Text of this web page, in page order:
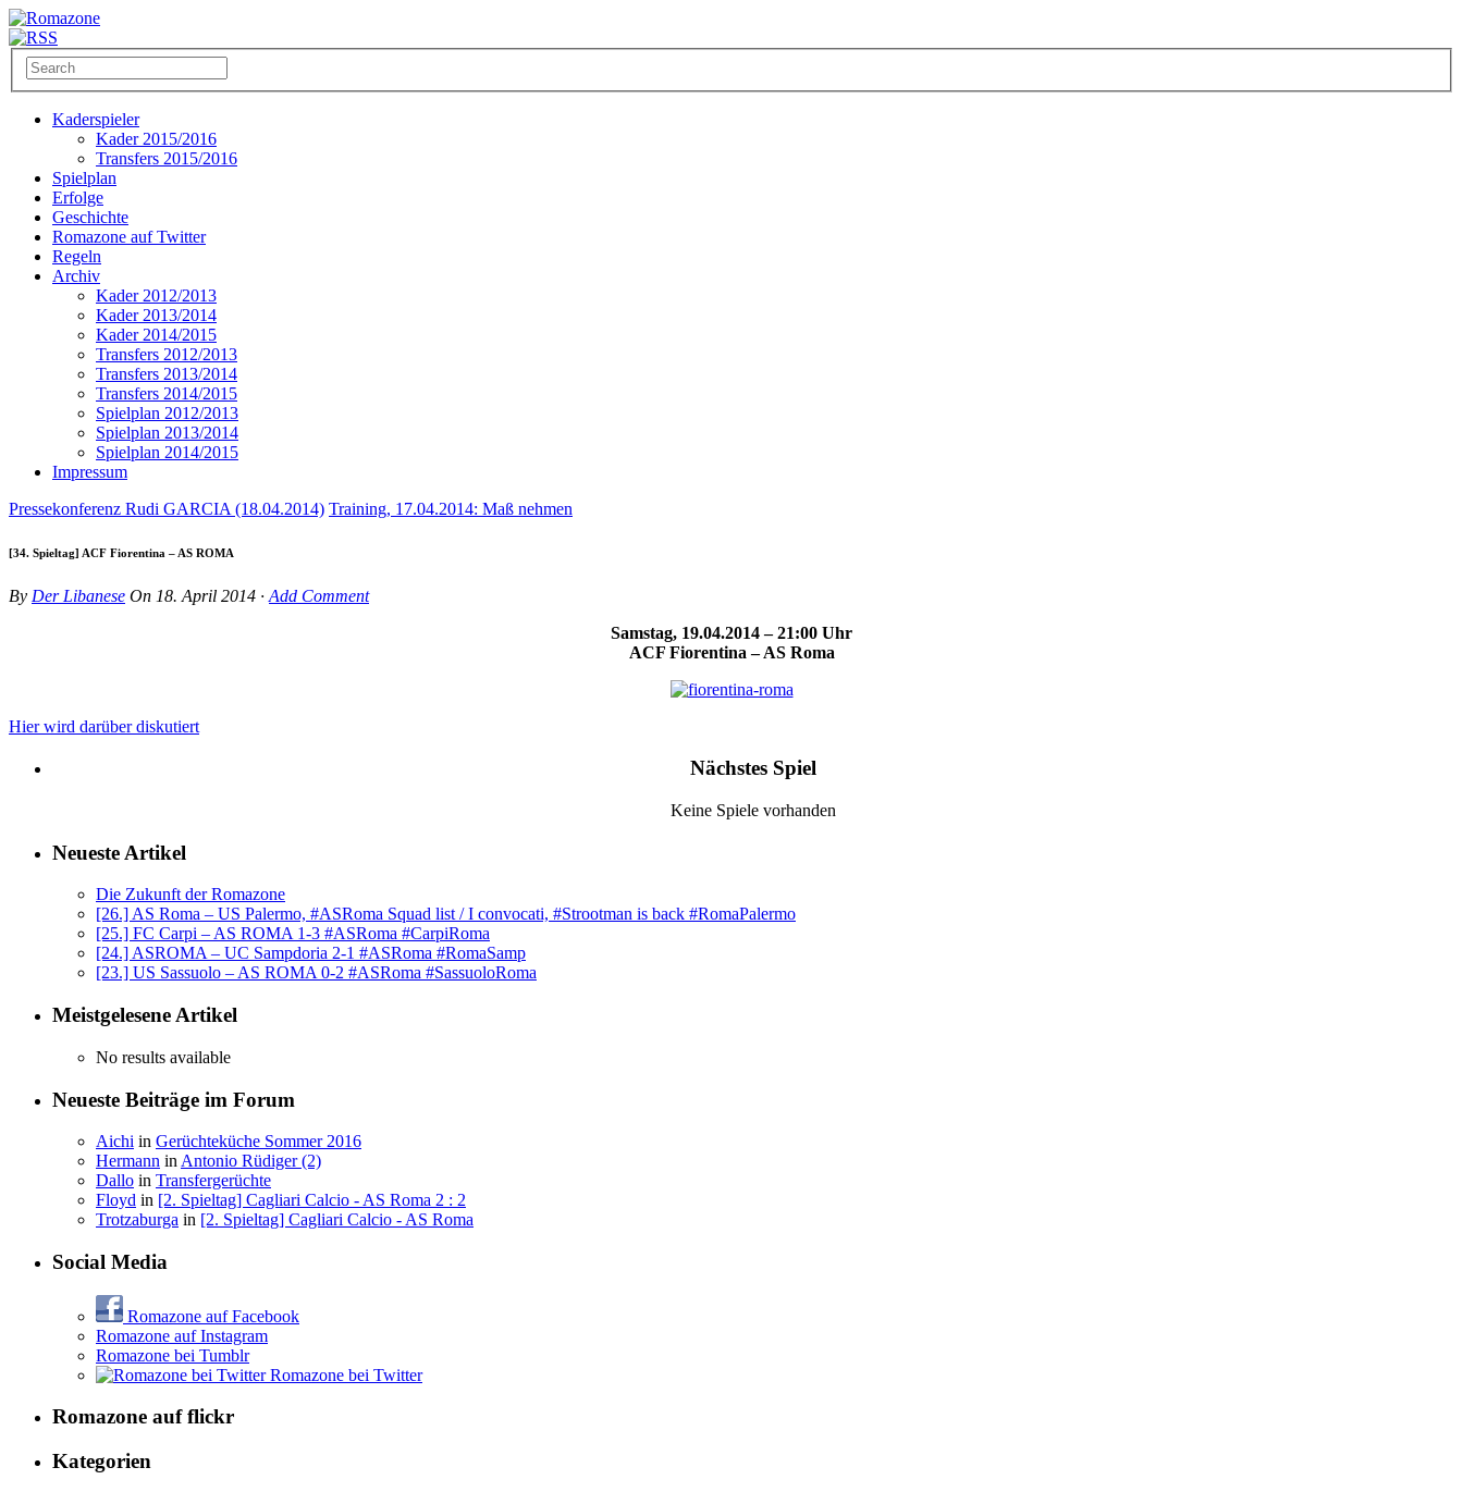
Kaderspieler
Kader 2015/2016
Transfers 2015/2016
Spielplan
Erfolge
Geschichte
Romazone auf Twitter
Regeln
Archiv
Kader 2012/2013
Kader 2013/2014
Kader 2014/2015
Transfers 2012/2013
Transfers 2013/2014
Transfers 2014/2015
Spielplan 2012/2013
Spielplan 2013/2014
Spielplan 2014/2015
Impressum
Pressekonferenz Rudi GARCIA (18.04.2014) Training, 17.04.2014: Maß nehmen
[34. Spieltag] ACF Fiorentina – AS ROMA
By Der Libanese On 18. April 2014 · Add Comment
Samstag, 19.04.2014 – 21:00 Uhr
ACF Fiorentina – AS Roma
Hier wird darüber diskutiert
Nächstes Spiel
Keine Spiele vorhanden
Neueste Artikel
Die Zukunft der Romazone
[26.] AS Roma – US Palermo, #ASRoma Squad list / I convocati, #Strootman is back #RomaPalermo
[25.] FC Carpi – AS ROMA 1-3 #ASRoma #CarpiRoma
[24.] ASROMA – UC Sampdoria 2-1 #ASRoma #RomaSamp
[23.] US Sassuolo – AS ROMA 0-2 #ASRoma #SassuoloRoma
Meistgelesene Artikel
No results available
Neueste Beiträge im Forum
Aichi in Gerüchteküche Sommer 2016
Hermann in Antonio Rüdiger (2)
Dallo in Transfergerüchte
Floyd in [2. Spieltag] Cagliari Calcio - AS Roma 2 : 2
Trotzaburga in [2. Spieltag] Cagliari Calcio - AS Roma
Social Media
Romazone auf Facebook
Romazone auf Instagram
Romazone bei Tumblr
Romazone bei Twitter
Romazone aufflickr
Kategorien